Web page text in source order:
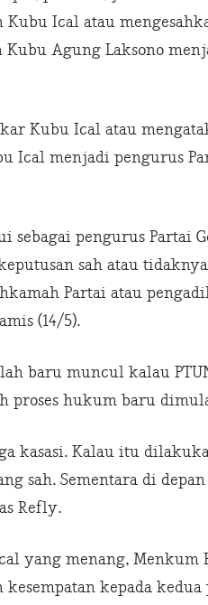
Kubu Ical atau
Kubu Agung Laksono
Kubu Ical atau
Ical menjadi pengurus
sebagai pengurus Partai
sah atau
Partai atau
(14/5).
baru muncul kalau
proses hukum baru
kasasi. Kalau itu
sah. Sementara di
Refly.
yang menang, Menkum
kepada kedua